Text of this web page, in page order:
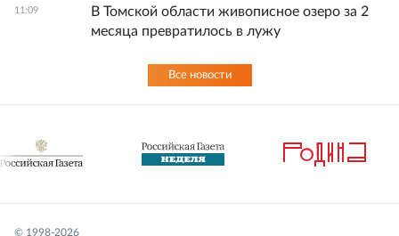
11:09
В Томской области живописное озеро за 2
месяца превратилось в лужу
Все новости
© 1998-2026